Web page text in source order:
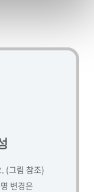
(그림 참조)
변경은